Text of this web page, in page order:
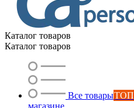
Каталог товаров
Каталог товаров
Все товарыТОП
магазине